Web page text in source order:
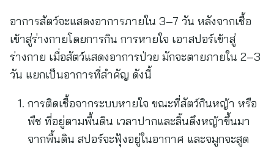
อาการสัตว์จะแสดงอาการภายใน 3–7 วัน หลังจากเชื้อ
เข้าสู่ร่างกายโดยการกิน การหายใจ เอาสปอร์เข้าสู่
ร่างกาย เมื่อสัตว์แสดงอาการป่วย มักจะตายภายใน 2–3
วัน แยกเป็นอาการที่สำคัญ ดังนี้
การติดเชื้อจากระบบหายใจ ขณะที่สัตว์กินหญ้า หรือ
พืช ที่อยู่ตามพื้นดิน เวลาปากและลิ้นดึงหญ้าขึ้นมา
จากพื้นดิน สปอร์จะฟุ้งอยู่ในอากาศ และจมูกจะสูด